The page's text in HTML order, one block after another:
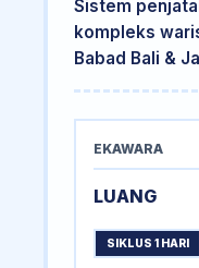
Sistem
kompleks
Babad Bali &
EKAWARA
LUANG
SIKLUS 1 HARI